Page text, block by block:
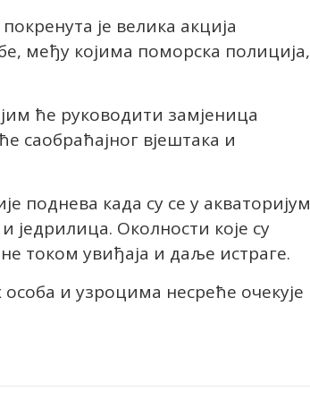
је велика акција
међу којима поморска полиција,
ће руководити замјеница
саобраћајног вјештака и
поднева када су се у
Околности које су
током увиђаја и даље истраге.
и узроцима несреће очекује